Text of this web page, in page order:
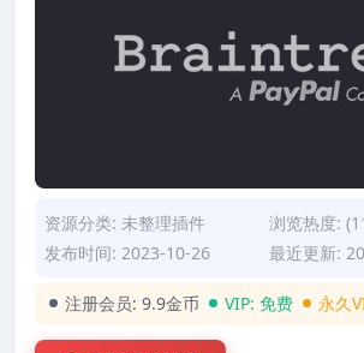
资源分类: 未整理插件
浏览热度:
发布时间: 2023-10-26
最近更新:
注册会员: 9.9金币 VIP: 免费 永久